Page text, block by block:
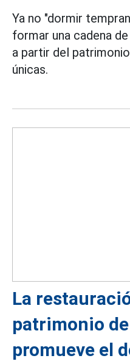
Ya no "dormir
formar una cadena
a partir del
únicas.
La
patrimonio
promueve el